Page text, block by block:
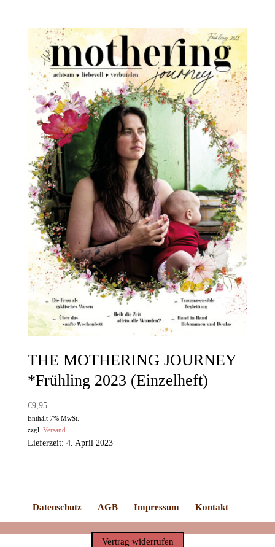
THE MOTHERING JOURNEY
*Frühling 2023 (Einzelheft)
€9,95
Enthält 7% MwSt.
zzgl. Versand
Lieferzeit: 4. April 2023
Datenschutz AGB Impressum Kontakt
Vertrag widerrufen